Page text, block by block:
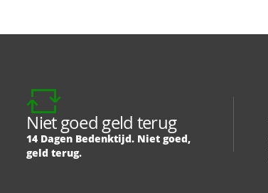
Niet goed geld terug
14 Dagen Bedenktijd. Niet goed,
geld terug.